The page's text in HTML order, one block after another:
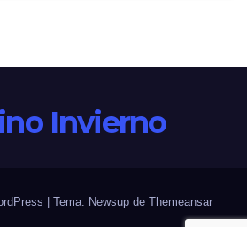
Invierno
Tema: Newsup de Themeansar